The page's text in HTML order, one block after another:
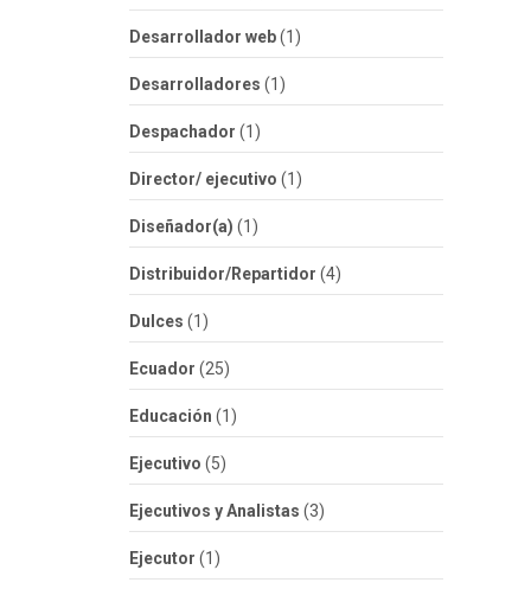
Desarrollador web(1)
Desarrolladores (1)
Despachador (1)
Director/ ejecutivo (1)
Diseñador(a) (1)
Distribuidor/Repartidor (4)
Dulces (1)
Ecuador (25)
Educación (1)
Ejecutivo (5)
Ejecutivos y Analistas (3)
Ejecutor (1)